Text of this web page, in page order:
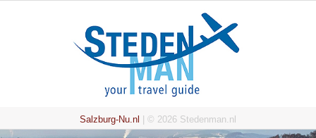
Salzburg-Nu.nl | © 2026 Stedenman.nl